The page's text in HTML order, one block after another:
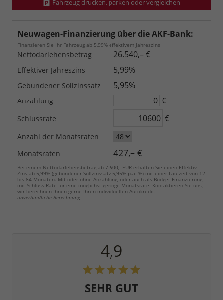
Fahrzeug drucken, parken oder vergleichen
Neuwagen-Finanzierung über die AKF-Bank:
Finanzieren Sie Ihr Fahrzeug ab 5,99% effektivem Jahreszins
Nettodarlehensbetrag 26.540,– €
Effektiver Jahreszins 5,99%
Gebundener Sollzinssatz 5,95%
Anzahlung €
Schlussrate €
Anzahl der Monatsraten
Monatsraten
427,– €
Bei einem Nettodarlehensbetrag ab 7.500,- EUR erhalten Sie einen Effektiv-
Zins ab 5,99% (gebundener Sollzinssatz 5,95% p.a. %) mit einer Laufzeit von 12
bis 84 Monaten. Mit oder ohne Anzahlung, oder auch als Budget-Finanzierung
mit Schluss-Rate für eine möglichst geringe Monatsrate. Kontaktieren Sie uns,
wir berechnen Ihnen gerne Ihren individuellen Autokredit.
unverbindliche Berechnung
4,9
SEHR GUT